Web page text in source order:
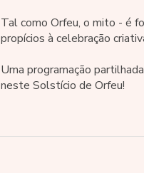
Tal como Orfeu, o mito - é
propícios à celebração
Uma programação
neste Solstício de Orfeu!